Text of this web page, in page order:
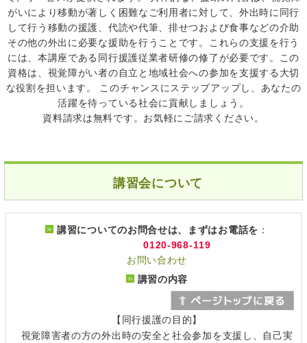
がいにより移動が著しく困難なご利用者に対して、外出時に同行
して行う移動の援護、代読や代筆、排せつおよび食事などの介助
その他の外出に必要な援助を行うことです。これらの支援を行う
には、本講座である同行援護従業者研修の修了が必要です。この
資格は、視覚障がい者の自立と地域社会への参加を支援する大切
な役割を担います。 このチャンスにステップアップし、あなたの
活躍を待っている社会に貢献しましょう。
資料請求は無料です。お気軽にご請求ください。
講習会について
講習についてのお問合せは、まずはお電話を ：
0120-968-119
お問い合わせ
講習の内容
【同行援護の目的】
視覚障害者の方の外出時の安全と社会参加を支援し、自己実